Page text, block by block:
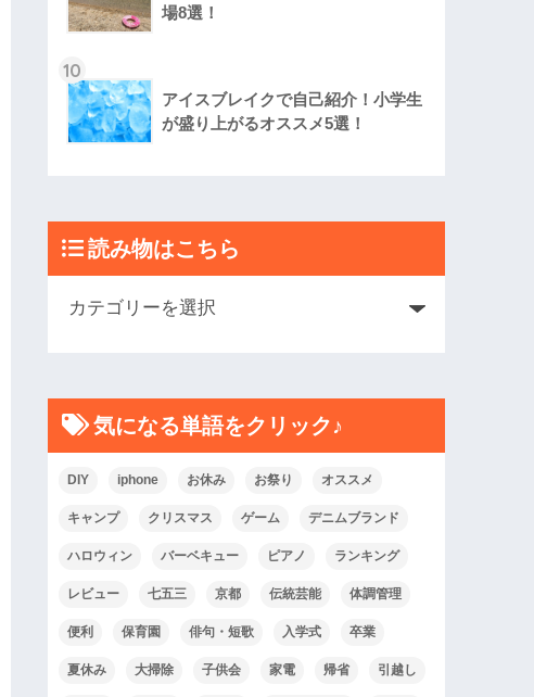
場8選！
10
アイスブレイクで自己紹介！小学生
が盛り上がるオススメ5選！
読み物はこちら
気になる単語をクリック♪
DIY iphone お休み お祭り オススメ
キャンプ クリスマス ゲーム デニムブランド
ハロウィン バーベキュー ピアノ ランキング
レビュー 七五三 京都 伝統芸能 体調管理
便利 保育園 俳句・短歌 入学式 卒業
夏休み 大掃除 子供会 家電 帰省 引越し